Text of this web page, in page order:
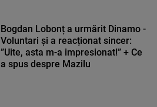
Bogdan Lobonț a urmărit Dinamo -
Voluntari și a reacționat sincer:
”Uite, asta m-a impresionat!” + Ce
a spus despre Mazilu